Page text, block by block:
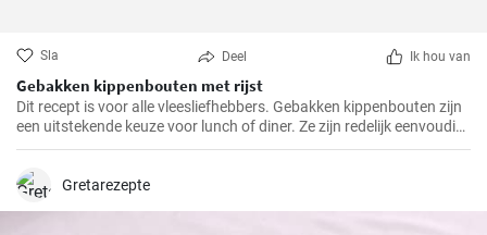
Sla Deel Ik hou van
Gebakken kippenbouten met rijst
Dit recept is voor alle vleesliefhebbers. Gebakken kippenbouten zijn
een uitstekende keuze voor lunch of diner. Ze zijn redelijk eenvoudig
te bereiden en het resultaat is altijd heerlijk.
Gretarezepte